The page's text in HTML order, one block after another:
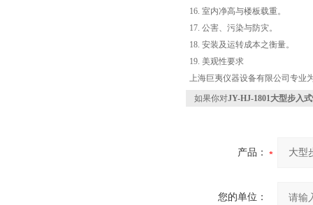
16. 室内净高与楼板载重。
17. 公害、污染与防灾。
18. 安装及运转成本之衡量。
19. 美观性要求
上海巨夷仪器设备有限公司专
如果你对JY-HJ-1801大型步入
产品：
您的单位：